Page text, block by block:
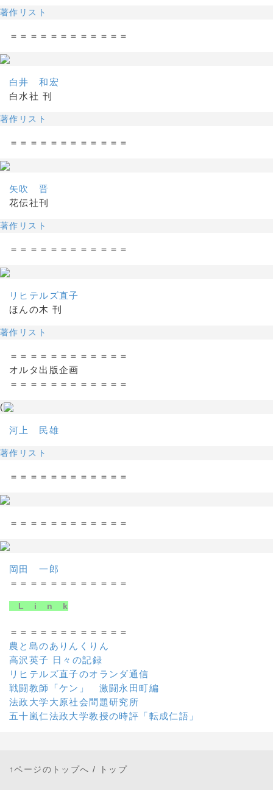
著作リスト
＝＝＝＝＝＝＝＝＝＝＝＝
白井 和宏
白水社 刊
著作リスト
＝＝＝＝＝＝＝＝＝＝＝＝
矢吹 晋
花伝社刊
著作リスト
＝＝＝＝＝＝＝＝＝＝＝＝
リヒテルズ直子
ほんの木 刊
著作リスト
＝＝＝＝＝＝＝＝＝＝＝＝
オルタ出版企画
＝＝＝＝＝＝＝＝＝＝＝＝
(
河上 民雄
著作リスト
＝＝＝＝＝＝＝＝＝＝＝＝
＝＝＝＝＝＝＝＝＝＝＝＝
岡田 一郎
＝＝＝＝＝＝＝＝＝＝＝＝
L i n k
＝＝＝＝＝＝＝＝＝＝＝＝
農と島のありんくりん
高沢英子 日々の記録
リヒテルズ直子のオランダ通信
戦闘教師「ケン」 激闘永田町編
法政大学大原社会問題研究所
五十嵐仁法政大学教授の時評「転成仁語」
↑ページのトップへ / トップ